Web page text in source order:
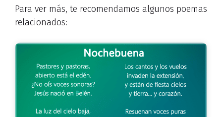
Para ver más, te recomendamos algunos poemas
relacionados: